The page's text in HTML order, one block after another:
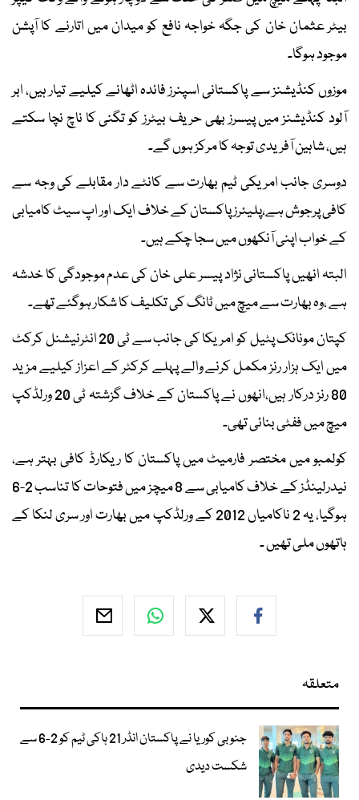
بیٹر عثمان خان کی جگہ خواجہ نافع کو میدان میں اتارنے کا آپشن
موجود ہوگا۔
موزوں کنڈیشنز سے پاکستانی اسپنرز فائدہ اٹھانے کیلیے تیار ہیں، ابر
آلود کنڈیشنز میں پیسرز بھی حریف بیٹرز کو تگنی کا ناچ نچا سکتے
ہیں، شاہین آفریدی توجہ کا مرکز ہوں گے۔
دوسری جانب امریکی ٹیم بھارت سے کانٹے دار مقابلے کی وجہ سے
کافی پرجوش ہے،پلیئرز پاکستان کے خلاف ایک اور اپ سیٹ کامیابی
کے خواب اپنی آنکھوں میں سجا چکے ہیں۔
البتہ انھیں پاکستانی نژاد پیسر علی خان کی عدم موجودگی کا خدشہ
ہے ،وہ بھارت سے میچ میں ٹانگ کی تکلیف کا شکار ہوگئے تھے۔
کپتان مونانک پٹیل کو امریکا کی جانب سے ٹی 20 انٹرنیشنل کرکٹ
میں ایک ہزار رنز مکمل کرنے والے پہلے کرکٹر کے اعزاز کیلیے مزید
80 رنز درکار ہیں،انھوں نے پاکستان کے خلاف گزشتہ ٹی 20 ورلڈکپ
میچ میں ففٹی بنائی تھی۔
کولمبو میں مختصر فارمیٹ میں پاکستان کا ریکارڈ کافی بہتر ہے،
نیدرلینڈز کے خلاف کامیابی سے 8 میچز میں فتوحات کا تناسب 2-6
ہوگیا، یہ 2 ناکامیاں 2012 کے ورلڈکپ میں بھارت اور سری لنکا کے
ہاتھوں ملی تھیں ۔
متعلقہ
جنوبی کوریا نے پاکستان انڈر 21 ہاکی ٹیم کو 2-6 سے
شکست دیدی